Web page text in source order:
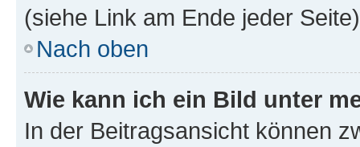
(siehe Link am Ende jeder
Nach oben
Wie kann ich ein Bild unter
In der Beitragsansicht können